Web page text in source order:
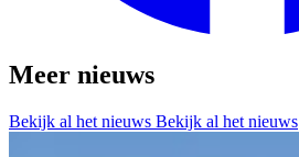
Meer nieuws
Bekijk al het nieuws Bekijk al het nieuws